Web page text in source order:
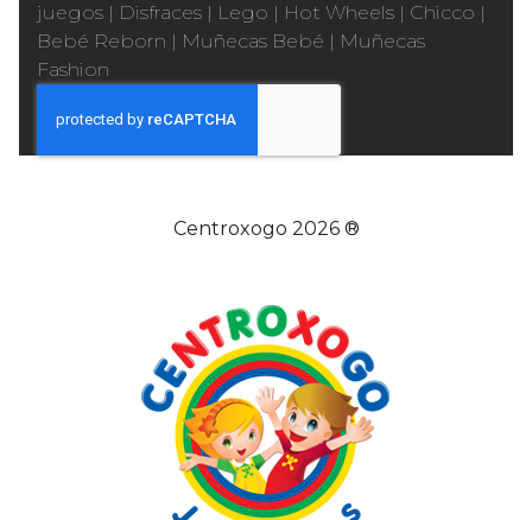
juegos | Disfraces | Lego | Hot Wheels | Chicco |
Bebé Reborn | Muñecas Bebé | Muñecas
Fashion
Centroxogo 2026 ®